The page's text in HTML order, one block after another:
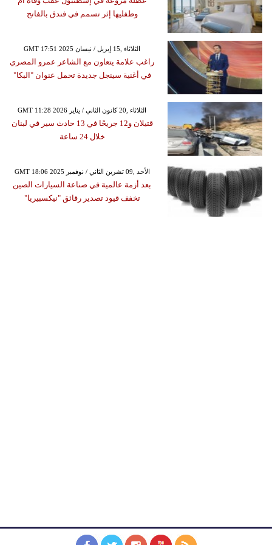
وطفليها إثر تسمم في فندق بالفاتح
GMT 17:51 2025 الثلاثاء ,15 إبريل / نيسان
راغب علامة يتعاون مع الشاعر عمرو المصري
في أغنية سينجل جديدة تحمل عنوان "البكا"
GMT 11:28 2026 الثلاثاء ,20 كانون الثاني / يناير
قتيلان و12 جريحًا في 13 حادث سير في لبنان
خلال 24 ساعة
GMT 18:06 2025 الأحد ,09 تشرين الثاني / نوفمبر
بعد أزمة عالمية في صناعة السيارات الصين
تخفف قيود تصدير رقائق "نيكسبيريا"